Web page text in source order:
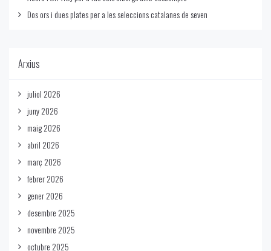
Dos ors i dues plates per a les seleccions catalanes de seven
Arxius
juliol 2026
juny 2026
maig 2026
abril 2026
març 2026
febrer 2026
gener 2026
desembre 2025
novembre 2025
octubre 2025